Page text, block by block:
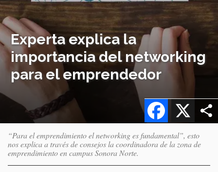
Experta explica la
importancia del networking
para el emprendedor
X
Facebook
“Para el emprendimiento el networking es fundamental”, esto
nos explica a través de consejos la coordinadora de la zona de
emprendimiento en campus Sonora Norte.